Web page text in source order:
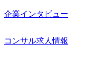
企業インタビュー
コンサル求人情報